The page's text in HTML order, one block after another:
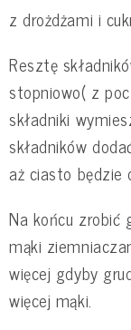
z drożdżami i
Resztę
stopniowo( z
składniki
składników
aż ciasto będzie
Na końcu zrobić
mąki
więcej gdyby
więcej mąki.